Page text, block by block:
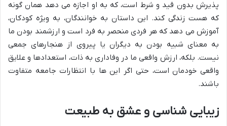
پذیرش بدون قید و شرط است، که به او اجازه می دهد همان گونه
که هست زندگی کند. این داستان به خوانندگان، به ویژه کودکان،
آموزش می دهد که هر فردی منحصر به فرد است و ارزشمند بودن ما
به معنای شبیه بودن به دیگران یا پیروی از هنجارهای جمعی
نیست. بلکه، ارزش واقعی ما در وفاداری به ذات، استعدادها و علایق
واقعی خودمان است، حتی اگر این ها با انتظارات جامعه متفاوت
باشند.
زیبایی شناسی و عشق به طبیعت